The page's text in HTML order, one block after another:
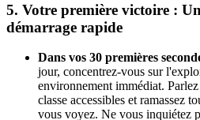
5. Votre première victoire :
démarrage rapide
Dans vos 30 premières
jour, concentrez-vous sur
environnement immédiat.
classe accessibles et ramassez
vous voyez. Ne vous inquiétez